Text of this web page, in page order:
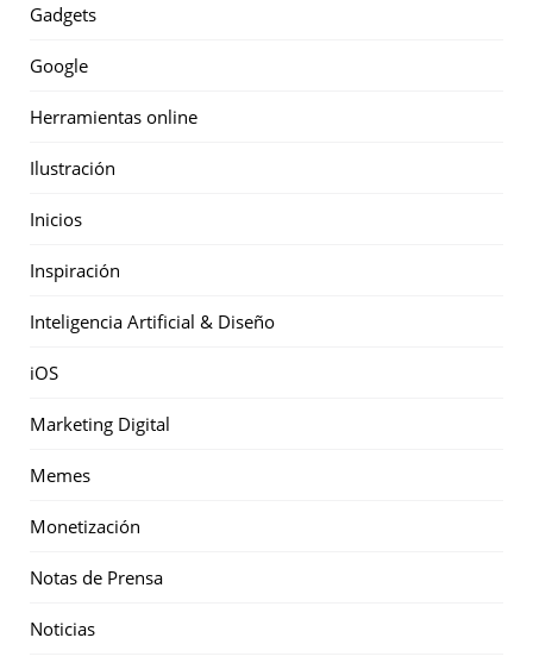
Gadgets
Google
Herramientas online
Ilustración
Inicios
Inspiración
Inteligencia Artificial & Diseño
iOS
Marketing Digital
Memes
Monetización
Notas de Prensa
Noticias